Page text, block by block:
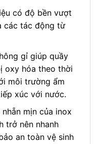
có độ bền vượt
các tác động từ
gỉ giúp quầy
oxy hóa theo thời
môi trường ẩm
xúc với nước.
nhẵn mịn của inox
trở nên nhanh
an toàn vệ sinh